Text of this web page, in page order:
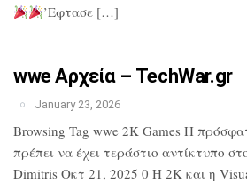
’Εφτασε […]
wwe Αρχεία – TechWar.gr
January 23, 2026
Browsing Tag wwe 2K Games Η
πρέπει να έχει τεράστιο αντίκτυπο
Dimitris Οκτ 21, 2025 0 Η 2K και η